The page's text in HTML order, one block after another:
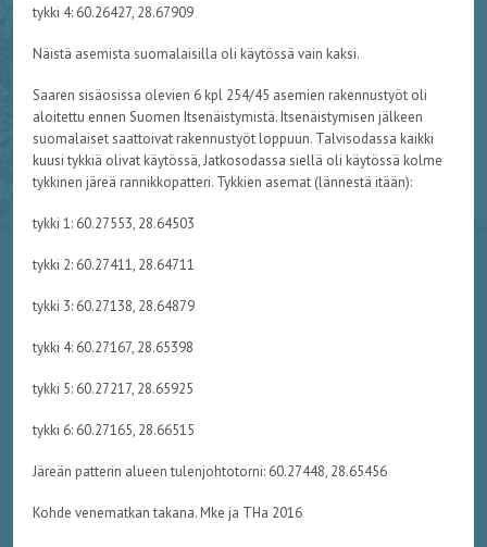
tykki 4: 60.26427, 28.67909
Näistä asemista suomalaisilla oli käytössä vain kaksi.
Saaren sisäosissa olevien 6 kpl 254/45 asemien rakennustyöt oli
aloitettu ennen Suomen Itsenäistymistä. Itsenäistymisen jälkeen
suomalaiset saattoivat rakennustyöt loppuun. Talvisodassa kaikki
kuusi tykkiä olivat käytössä, Jatkosodassa siellä oli käytössä kolme
tykkinen järeä rannikkopatteri. Tykkien asemat (lännestä itään):
tykki 1: 60.27553, 28.64503
tykki 2: 60.27411, 28.64711
tykki 3: 60.27138, 28.64879
tykki 4: 60.27167, 28.65398
tykki 5: 60.27217, 28.65925
tykki 6: 60.27165, 28.66515
Järeän patterin alueen tulenjohtotorni: 60.27448, 28.65456
Kohde venematkan takana. Mke ja THa 2016